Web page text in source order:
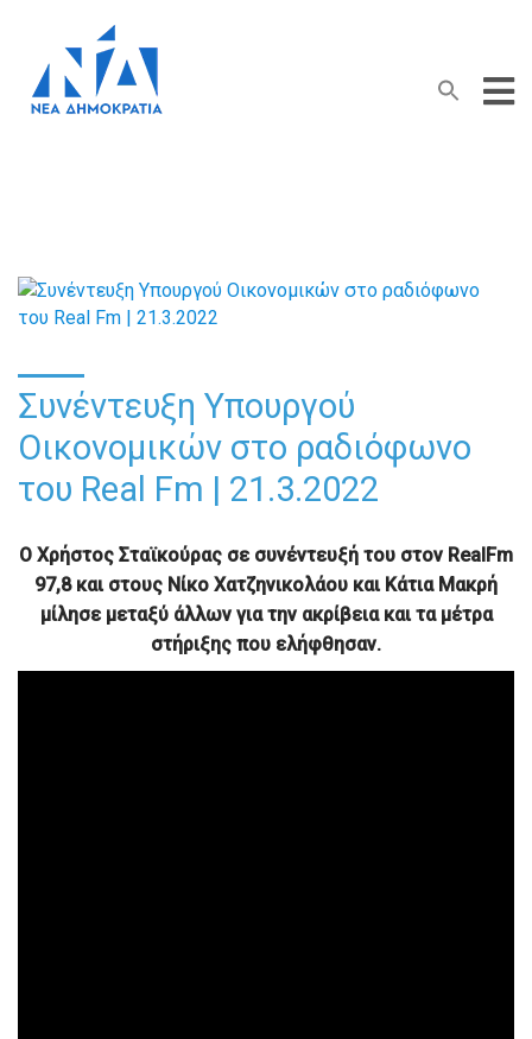
Search
for:
Search Button
Συνέντευξη Υπουργού
Οικονομικών στο ραδιόφωνο
του Real Fm | 21.3.2022
Ο Χρήστος Σταϊκούρας σε συνέντευξή του στον RealFm
97,8 και στους Νίκο Χατζηνικολάου και Κάτια Μακρή
μίλησε μεταξύ άλλων για την ακρίβεια και τα μέτρα
στήριξης που ελήφθησαν.